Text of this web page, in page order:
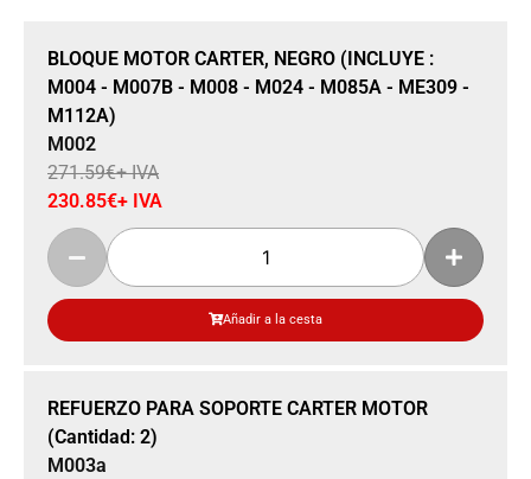
Sale 15% Off
BLOQUE MOTOR CARTER, NEGRO (INCLUYE :
M004 - M007B - M008 - M024 - M085A - ME309 -
M112A)
M002
271.59€+ IVA
230.85€+ IVA
Añadir a la cesta
Sale 14% Off
REFUERZO PARA SOPORTE CARTER MOTOR
(Cantidad: 2)
M003a